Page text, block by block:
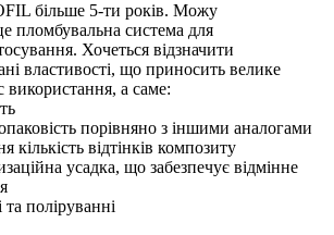
більше 5-ти років. Можу
пломбувальна система для
Хочеться відзначити
властивості, що приносить велике
використання, а саме:
порівняно з іншими аналогами
кількість відтінків композиту
усадка, що забезпечує відмінне
та поліруванні